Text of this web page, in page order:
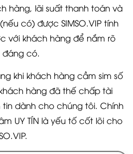
hàng, lãi suất thanh toán và
có) được SIMSO.VIP tính
với khách hàng để nắm rõ
đáng có.
khi khách hàng cầm sim số
hàng đã thế chấp tài
tin dành cho chúng tôi. Chính
UY TÍN là yếu tố cốt lõi cho